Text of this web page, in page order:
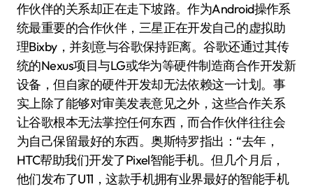
作伙伴的关系却正在走下坡路。作为Android操作系
统最重要的合作伙伴，三星正在开发自己的虚拟助
理Bixby，并刻意与谷歌保持距离。谷歌还通过其传
统的Nexus项目与LG或华为等硬件制造商合作开发新
设备，但自家的硬件开发却无法依赖这一计划。事
实上除了能够对审美发表意见之外，这些合作关系
让谷歌根本无法掌控任何东西，而合作伙伴往往会
为自己保留最好的东西。奥斯特罗指出：“去年，
HTC帮助我们开发了Pixel智能手机。但几个月后，
他们发布了U11，这款手机拥有业界最好的智能手机